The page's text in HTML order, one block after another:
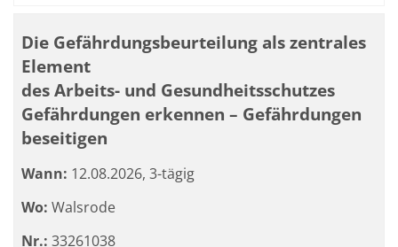
Die Gefährdungsbeurteilung als zentrales
Element
des Arbeits- und Gesundheitsschutzes
Gefährdungen erkennen – Gefährdungen
beseitigen
Wann: 12.08.2026, 3-tägig
Wo: Walsrode
Nr.: 33261038